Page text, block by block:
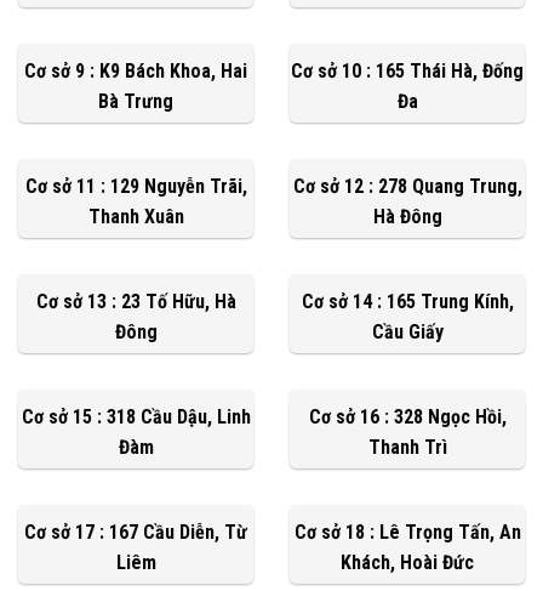
Cơ sở 9 : K9 Bách Khoa, Hai
Bà Trưng
Cơ sở 10 : 165 Thái Hà, Đống
Đa
Cơ sở 11 : 129 Nguyễn Trãi,
Thanh Xuân
Cơ sở 12 : 278 Quang Trung,
Hà Đông
Cơ sở 13 : 23 Tố Hữu, Hà
Đông
Cơ sở 14 : 165 Trung Kính,
Cầu Giấy
Cơ sở 15 : 318 Cầu Dậu, Linh
Đàm
Cơ sở 16 : 328 Ngọc Hồi,
Thanh Trì
Cơ sở 17 : 167 Cầu Diễn, Từ
Liêm
Cơ sở 18 : Lê Trọng Tấn, An
Khách, Hoài Đức